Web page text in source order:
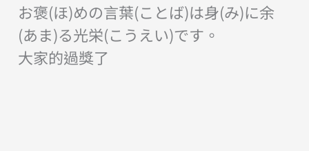
お褒(ほ)めの言葉(ことば)は身(み)に余
(あま)る光栄(こうえい)です。
大家的過獎了